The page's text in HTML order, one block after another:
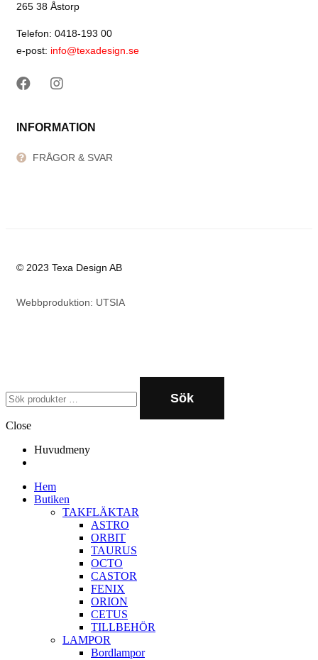
265 38 Åstorp
Telefon: 0418-193 00
e-post: info@texadesign.se
INFORMATION
FRÅGOR & SVAR
© 2023 Texa Design AB
Webbproduktion: UTSIA
Sök
Close
Huvudmeny
Hem
Butiken
TAKFLÄKTAR
ASTRO
ORBIT
TAURUS
OCTO
CASTOR
FENIX
ORION
CETUS
TILLBEHÖR
LAMPOR
Bordlampor